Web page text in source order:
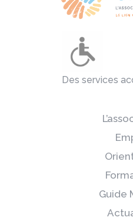
Des services
Guide